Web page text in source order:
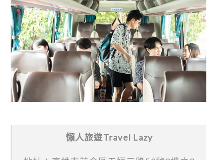
懶人旅遊Travel Lazy